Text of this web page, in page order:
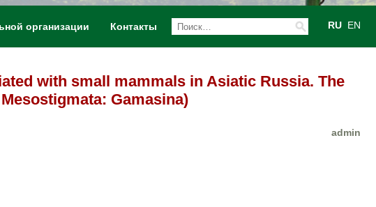
RU EN
организации Контакты
with small mammals in Asiatic Russia. The
Gamasina)
admin